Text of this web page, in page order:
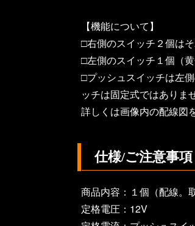
【機能について】
□右側のスイッチ２個は
□左側のスイッチ１個（
□プッシュスイッチは左
ッチは固定式ではありま
詳しくは画像内の配線図
仕様/ご注意事項
商品内容：１個（配線。
定格電圧：12V